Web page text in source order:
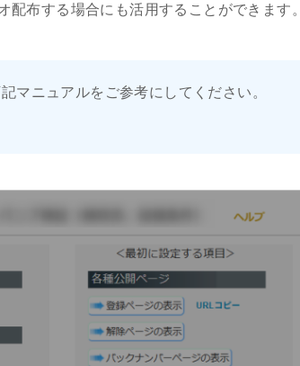
布する場合にも活用することができます。
マニュアルをご参考にしてください。